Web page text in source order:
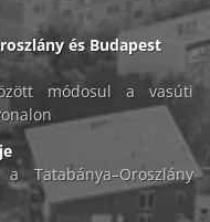
és Budapest
módosul a vasúti